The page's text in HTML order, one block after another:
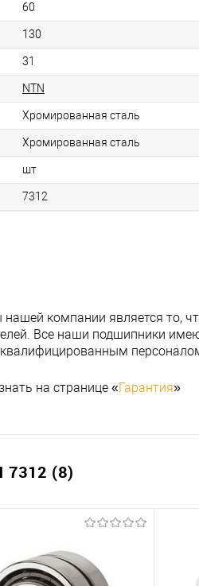
60
130
31
NTN
Хромированная сталь
Хромированная сталь
шт
7312
компании является то,
Все наши подшипники
на странице «Гарантия»
(8)